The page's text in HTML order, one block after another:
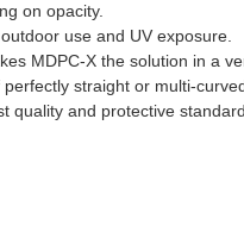
on opacity.
use and UV exposure.
MDPC-X the solution in a
straight or multi-
quality and protective